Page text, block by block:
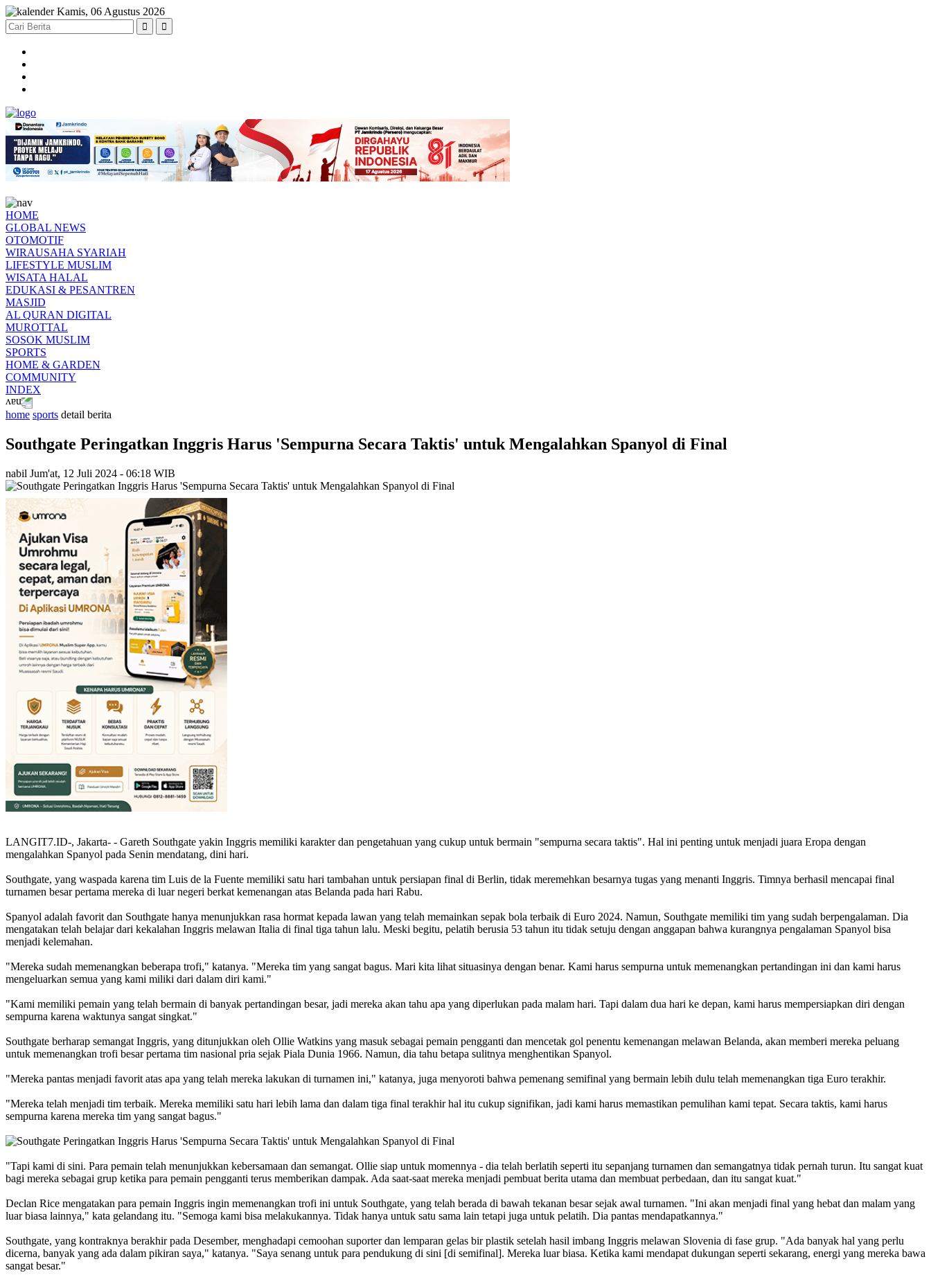
Kamis, 06 Agustus 2026
HOME
GLOBAL NEWS
OTOMOTIF
WIRAUSAHA SYARIAH
LIFESTYLE MUSLIM
WISATA HALAL
EDUKASI & PESANTREN
MASJID
AL QURAN DIGITAL
MUROTTAL
SOSOK MUSLIM
SPORTS
HOME & GARDEN
COMMUNITY
INDEX
home sports detail berita
Southgate Peringatkan Inggris Harus 'Sempurna Secara Taktis' untuk Mengalahkan Spanyol di Final
nabil Jum'at, 12 Juli 2024 - 06:18 WIB
LANGIT7.ID-, Jakarta- - Gareth Southgate yakin Inggris memiliki karakter dan pengetahuan yang cukup untuk bermain "sempurna secara taktis". Hal ini penting untuk menjadi juara Eropa dengan
mengalahkan Spanyol pada Senin mendatang, dini hari.
Southgate, yang waspada karena tim Luis de la Fuente memiliki satu hari tambahan untuk persiapan final di Berlin, tidak meremehkan besarnya tugas yang menanti Inggris. Timnya berhasil mencapai final
turnamen besar pertama mereka di luar negeri berkat kemenangan atas Belanda pada hari Rabu.
Spanyol adalah favorit dan Southgate hanya menunjukkan rasa hormat kepada lawan yang telah memainkan sepak bola terbaik di Euro 2024. Namun, Southgate memiliki tim yang sudah berpengalaman. Dia
mengatakan telah belajar dari kekalahan Inggris melawan Italia di final tiga tahun lalu. Meski begitu, pelatih berusia 53 tahun itu tidak setuju dengan anggapan bahwa kurangnya pengalaman Spanyol bisa
menjadi kelemahan.
"Mereka sudah memenangkan beberapa trofi," katanya. "Mereka tim yang sangat bagus. Mari kita lihat situasinya dengan benar. Kami harus sempurna untuk memenangkan pertandingan ini dan kami harus
mengeluarkan semua yang kami miliki dari dalam diri kami."
"Kami memiliki pemain yang telah bermain di banyak pertandingan besar, jadi mereka akan tahu apa yang diperlukan pada malam hari. Tapi dalam dua hari ke depan, kami harus mempersiapkan diri dengan
sempurna karena waktunya sangat singkat."
Southgate berharap semangat Inggris, yang ditunjukkan oleh Ollie Watkins yang masuk sebagai pemain pengganti dan mencetak gol penentu kemenangan melawan Belanda, akan memberi mereka peluang
untuk memenangkan trofi besar pertama tim nasional pria sejak Piala Dunia 1966. Namun, dia tahu betapa sulitnya menghentikan Spanyol.
"Mereka pantas menjadi favorit atas apa yang telah mereka lakukan di turnamen ini," katanya, juga menyoroti bahwa pemenang semifinal yang bermain lebih dulu telah memenangkan tiga Euro terakhir.
"Mereka telah menjadi tim terbaik. Mereka memiliki satu hari lebih lama dan dalam tiga final terakhir hal itu cukup signifikan, jadi kami harus memastikan pemulihan kami tepat. Secara taktis, kami harus
sempurna karena mereka tim yang sangat bagus."
"Tapi kami di sini. Para pemain telah menunjukkan kebersamaan dan semangat. Ollie siap untuk momennya - dia telah berlatih seperti itu sepanjang turnamen dan semangatnya tidak pernah turun. Itu sangat kuat
bagi mereka sebagai grup ketika para pemain pengganti terus memberikan dampak. Ada saat-saat mereka menjadi pembuat berita utama dan membuat perbedaan, dan itu sangat kuat."
Declan Rice mengatakan para pemain Inggris ingin memenangkan trofi ini untuk Southgate, yang telah berada di bawah tekanan besar sejak awal turnamen. "Ini akan menjadi final yang hebat dan malam yang
luar biasa lainnya," kata gelandang itu. "Semoga kami bisa melakukannya. Tidak hanya untuk satu sama lain tetapi juga untuk pelatih. Dia pantas mendapatkannya."
Southgate, yang kontraknya berakhir pada Desember, menghadapi cemoohan suporter dan lemparan gelas bir plastik setelah hasil imbang Inggris melawan Slovenia di fase grup. "Ada banyak hal yang perlu
dicerna, banyak yang ada dalam pikiran saya," katanya. "Saya senang untuk para pendukung di sini [di semifinal]. Mereka luar biasa. Ketika kami mendapat dukungan seperti sekarang, energi yang mereka bawa
sangat besar."